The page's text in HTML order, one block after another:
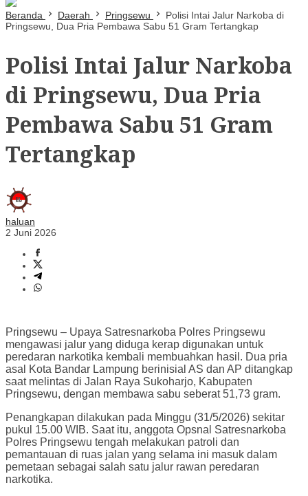
Beranda Daerah Pringsewu
Polisi Intai Jalur Narkoba di
Pringsewu, Dua Pria Pembawa Sabu 51 Gram Tertangkap
Polisi Intai Jalur Narkoba
di Pringsewu, Dua Pria
Pembawa Sabu 51 Gram
Tertangkap
haluan
2 Juni 2026
Pringsewu – Upaya Satresnarkoba Polres Pringsewu
mengawasi jalur yang diduga kerap digunakan untuk
peredaran narkotika kembali membuahkan hasil. Dua pria
asal Kota Bandar Lampung berinisial AS dan AP ditangkap
saat melintas di Jalan Raya Sukoharjo, Kabupaten
Pringsewu, dengan membawa sabu seberat 51,73 gram.
Penangkapan dilakukan pada Minggu (31/5/2026) sekitar
pukul 15.00 WIB. Saat itu, anggota Opsnal Satresnarkoba
Polres Pringsewu tengah melakukan patroli dan
pemantauan di ruas jalan yang selama ini masuk dalam
pemetaan sebagai salah satu jalur rawan peredaran
narkotika.